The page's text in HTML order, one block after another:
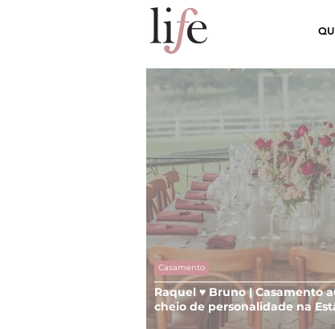
Raquel ♥ Bruno | Casamento
cheio de personalidade na
Oliveiras, em Viamão
Casamento